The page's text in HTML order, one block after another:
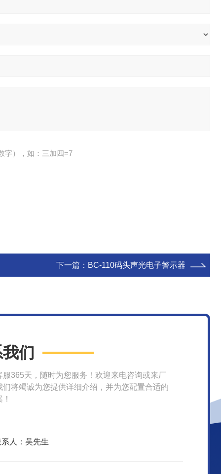
字），如：三加四=7
下一篇： BC-110码头声光电子警示器
们
服365天，随时为您服务！欢迎来电咨询或来厂
们将竭诚为您提供详细介绍，并为您配置合适的
人：吴先生